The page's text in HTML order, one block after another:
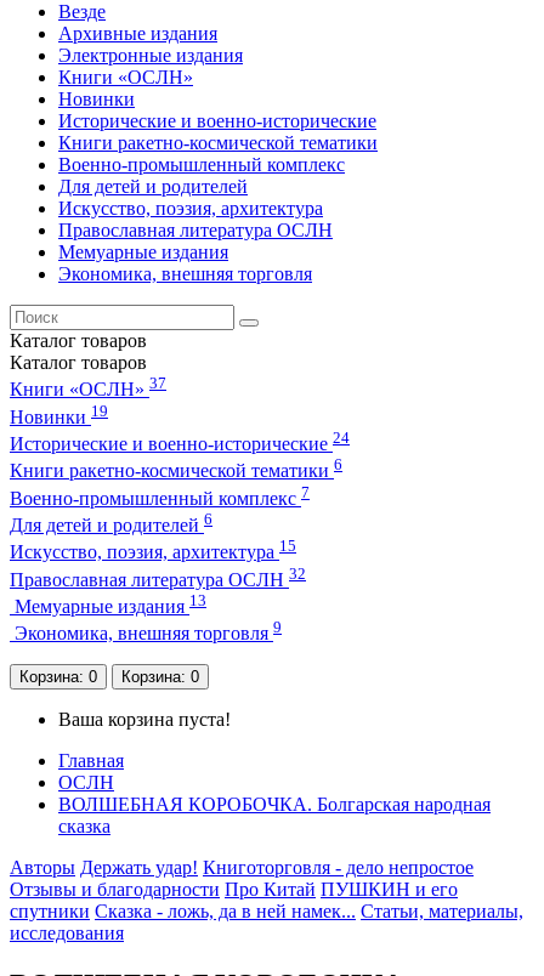
Везде
Архивные издания
Электронные издания
Книги «ОСЛН»
Новинки
Исторические и военно-исторические
Книги ракетно-космической тематики
Военно-промышленный комплекс
Для детей и родителей
Искусство, поэзия, архитектура
Православная литература ОСЛН
Мемуарные издания
Экономика, внешняя торговля
Каталог товаров
Каталог товаров
Книги «ОСЛН» 37
Новинки 19
Исторические и военно-исторические 24
Книги ракетно-космической тематики 6
Военно-промышленный комплекс 7
Для детей и родителей 6
Искусство, поэзия, архитектура 15
Православная литература ОСЛН 32
Мемуарные издания 13
Экономика, внешняя торговля 9
Корзина: 0 Корзина: 0
Ваша корзина пуста!
Главная
ОСЛН
ВОЛШЕБНАЯ КОРОБОЧКА. Болгарская народная
сказка
Авторы Держать удар! Книготорговля - дело непростое
Отзывы и благодарности Про Китай ПУШКИН и его
спутники Сказка - ложь, да в ней намек... Статьи, материалы,
исследования